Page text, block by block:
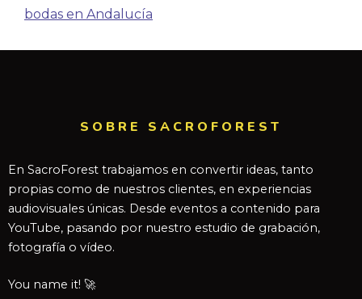
bodas en Andalucía
SOBRE SACROFOREST
En SacroForest trabajamos en convertir ideas, tanto
propias como de nuestros clientes, en experiencias
audiovisuales únicas. Desde eventos a contenido para
YouTube, pasando por nuestro estudio de grabación,
fotografía o vídeo.
You name it! 🚀